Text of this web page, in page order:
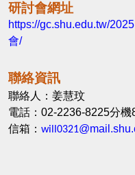
研討會網址
https://gc.shu.edu.tw/2025
會/
聯絡資訊
聯絡人：姜慧玟
電話： 02-2236-8225分機
信箱： will0321